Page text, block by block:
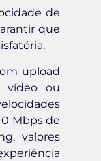
de
que
upload
vídeo ou
Mbps de
valores